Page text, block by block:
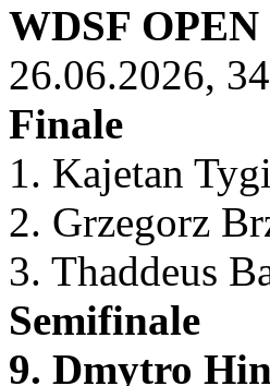
WDSF
26.06.2026,
Finale
1. Kajetan
2. Grzegorz
3. Thaddeus
Semifinale
9. Dmytro